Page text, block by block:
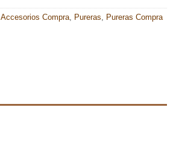
Accesorios Compra Pureras Pureras Compra